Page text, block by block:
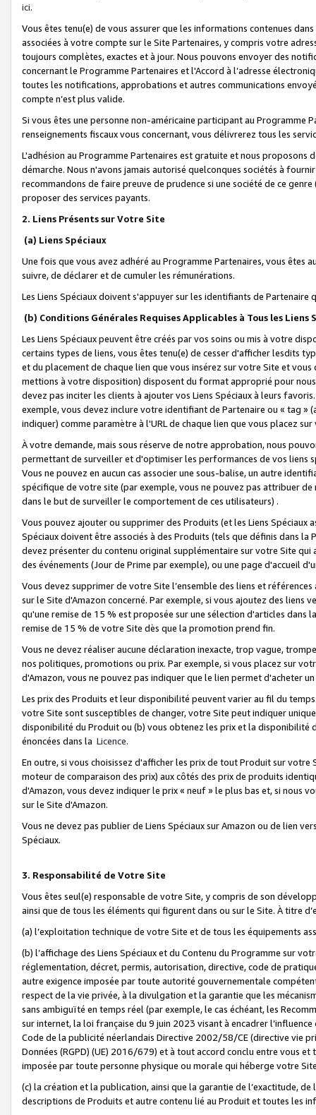
ici.
Vous êtes tenu(e) de vous assurer que les informations contenues
associées à votre compte sur le Site Partenaires, y compris votre
toujours complètes, exactes et à jour. Nous pouvons envoyer des
concernant le Programme Partenaires et l'Accord à l’adresse
toutes les notifications, approbations et autres communications
compte n’est plus valide.
Si vous êtes une personne non-américaine participant au
renseignements fiscaux vous concernant, vous délivrerez tous les
L'adhésion au Programme Partenaires est gratuite et nous proposons
démarche. Nous n'avons jamais autorisé quelconques sociétés à
recommandons de faire preuve de prudence si une société de ce
proposer des services payants.
2. Liens Présents sur Votre Site
(a) Liens Spéciaux
Une fois que vous avez adhéré au Programme Partenaires, vous êtes
suivre, de déclarer et de cumuler les rémunérations.
Les Liens Spéciaux doivent s'appuyer sur les identifiants de Partenaire
(b) Conditions Générales Requises Applicables à Tous les Liens
Les Liens Spéciaux peuvent être créés par vos soins ou mis à votre
certains types de liens, vous êtes tenu(e) de cesser d'afficher lesdits
et du placement de chaque lien que vous insérez sur votre Site et
mettions à votre disposition) disposent du format approprié pour
devez pas inciter les clients à ajouter vos Liens Spéciaux à leurs
exemple, vous devez inclure votre identifiant de Partenaire ou « tag
indiquer) comme paramètre à l'URL de chaque lien que vous placez
À votre demande, mais sous réserve de notre approbation, nous
permettant de surveiller et d'optimiser les performances de vos liens
Vous ne pouvez en aucun cas associer une sous-balise, un autre
spécifique de votre site (par exemple, vous ne pouvez pas attribuer
dans le but de surveiller le comportement de ces utilisateurs) .
Vous pouvez ajouter ou supprimer des Produits (et les Liens
Spéciaux doivent être associés à des Produits (tels que définis dans
devez présenter du contenu original supplémentaire sur votre Site qui
des événements (Jour de Prime par exemple), ou une page d'accueil
Vous devez supprimer de votre Site l’ensemble des liens et
sur le Site d'Amazon concerné. Par exemple, si vous ajoutez des
qu'une remise de 15 % est proposée sur une sélection d'articles
remise de 15 % de votre Site dès que la promotion prend fin.
Vous ne devez réaliser aucune déclaration inexacte, trop vague,
nos politiques, promotions ou prix. Par exemple, si vous placez sur
d'Amazon, vous ne pouvez pas indiquer que le lien permet d'acheter
Les prix des Produits et leur disponibilité peuvent varier au fil du
votre Site sont susceptibles de changer, votre Site peut indiquer
disponibilité du Produit ou (b) vous obtenez les prix et la disponibilité
énoncées dans la Licence.
En outre, si vous choisissez d'afficher les prix de tout Produit sur
moteur de comparaison des prix) aux côtés des prix de produits
d'Amazon, vous devez indiquer le prix « neuf » le plus bas et, si nous
sur le Site d'Amazon.
Vous ne devez pas publier de Liens Spéciaux sur Amazon ou de lien
Spéciaux.
3. Responsabilité de Votre Site
Vous êtes seul(e) responsable de votre Site, y compris de son
ainsi que de tous les éléments qui figurent dans ou sur le Site. À titre
(a) l’exploitation technique de votre Site et de tous les équipements
(b) l’affichage des Liens Spéciaux et du Contenu du Programme sur
réglementation, décret, permis, autorisation, directive, code de
autre exigence imposée par toute autorité gouvernementale
respect de la vie privée, à la divulgation et la garantie que les
sans ambiguïté en temps réel (par exemple, le cas échéant, les
sur internet, la loi française du 9 juin 2023 visant à encadrer
Code de la publicité néerlandais Directive 2002/58/CE (directive vie
Données (RGPD) (UE) 2016/679) et à tout accord conclu entre vous
imposée par toute personne physique ou morale qui héberge votre
(c) la création et la publication, ainsi que la garantie de l’exactitude,
descriptions de Produits et autre contenu lié au Produit et toutes les